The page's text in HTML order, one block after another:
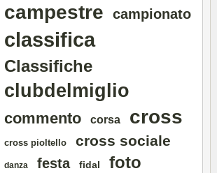
campestre campionato
classifica
Classifiche
clubdelmiglio
commento corsa cross
cross pioltello cross sociale
danza festa fidal foto